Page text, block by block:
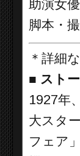
助演女
脚本・
＊詳細
■ スト
1927年、
大スタ
フェア